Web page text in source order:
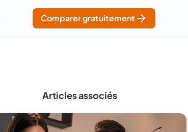
Comparer gratuitement
Articles associés